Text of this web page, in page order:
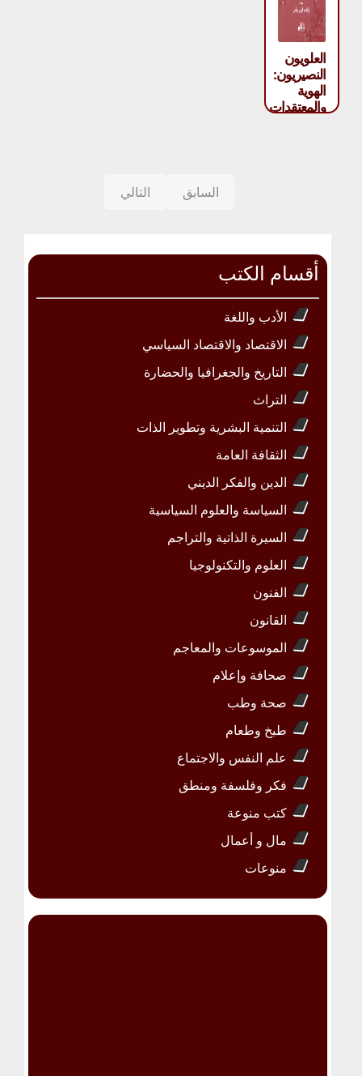
العلويون
النصيريون:
الهوية
والمعتقدات
السابق التالي
أقسام الكتب
الأدب واللغة
الاقتصاد والاقتصاد السياسي
التاريخ والجغرافيا والحضارة
التراث
التنمية البشرية وتطوير الذات
الثقافة العامة
الدين والفكر الديني
السياسة والعلوم السياسية
السيرة الذاتية والتراجم
العلوم والتكنولوجيا
الفنون
القانون
الموسوعات والمعاجم
صحافة وإعلام
صحة وطب
طبخ وطعام
علم النفس والاجتماع
فكر وفلسفة ومنطق
كتب منوعة
مال و أعمال
منوعات